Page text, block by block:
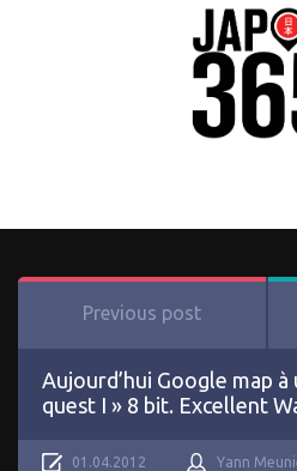
Previous post
Aujourd’hui Google map
quest I » 8 bit. Excellent
01.04.2012 Yann